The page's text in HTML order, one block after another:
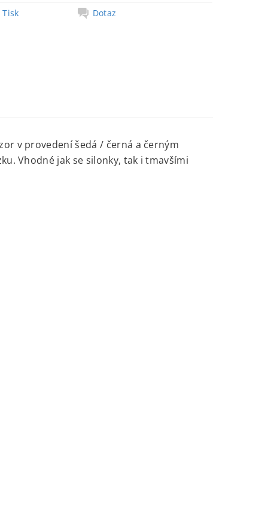
Tisk
Dotaz
v provedení šedá / černá a černým
Vhodné jak se silonky, tak i tmavšími